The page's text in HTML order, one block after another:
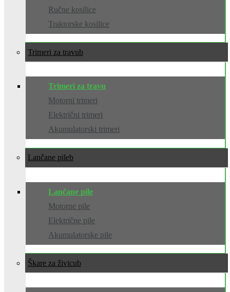
Ručne kosilice
Traktorske kosilice
Trimeri za travu
Trimeri za travu
Motorni trimeri
Električni trimeri
Akumulatorski trimeri
Lančane pile
Lančane pile
Motorne pile
Električne pile
Akumulatorske pile
Škare za živicu